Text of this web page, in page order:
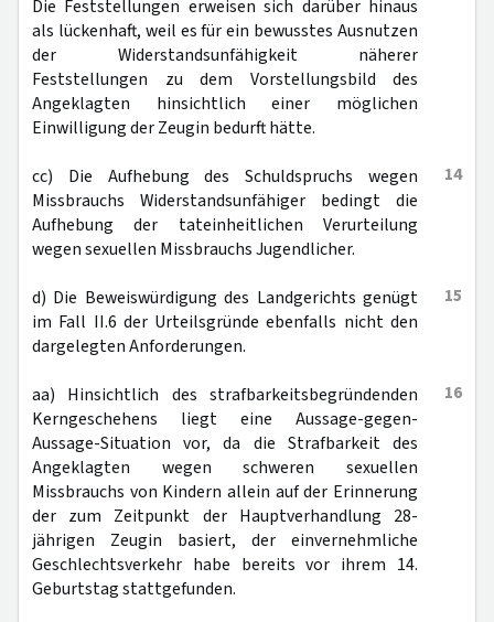
Die Feststellungen erweisen sich darüber hinaus
als lückenhaft, weil es für ein bewusstes Ausnutzen
der Widerstandsunfähigkeit näherer
Feststellungen zu dem Vorstellungsbild des
Angeklagten hinsichtlich einer möglichen
Einwilligung der Zeugin bedurft hätte.
14
cc) Die Aufhebung des Schuldspruchs wegen
Missbrauchs Widerstandsunfähiger bedingt die
Aufhebung der tateinheitlichen Verurteilung
wegen sexuellen Missbrauchs Jugendlicher.
15
d) Die Beweiswürdigung des Landgerichts genügt
im Fall II.6 der Urteilsgründe ebenfalls nicht den
dargelegten Anforderungen.
16
aa) Hinsichtlich des strafbarkeitsbegründenden
Kerngeschehens liegt eine Aussage-gegen-
Aussage-Situation vor, da die Strafbarkeit des
Angeklagten wegen schweren sexuellen
Missbrauchs von Kindern allein auf der Erinnerung
der zum Zeitpunkt der Hauptverhandlung 28-
jährigen Zeugin basiert, der einvernehmliche
Geschlechtsverkehr habe bereits vor ihrem 14.
Geburtstag stattgefunden.